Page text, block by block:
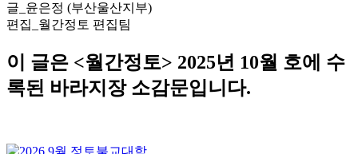
글_윤은정 (부산울산지부)
편집_월간정토 편집팀
이 글은 <월간정토> 2025년 10월 호에 수
록된 바라지장 소감문입니다.